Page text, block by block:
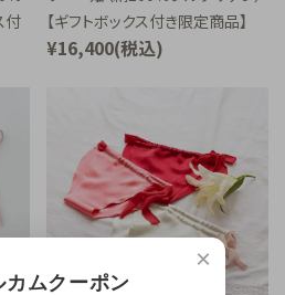
付
【ギフトボックス付き限定商品】
¥16,400(税込)
×
カムクーポン